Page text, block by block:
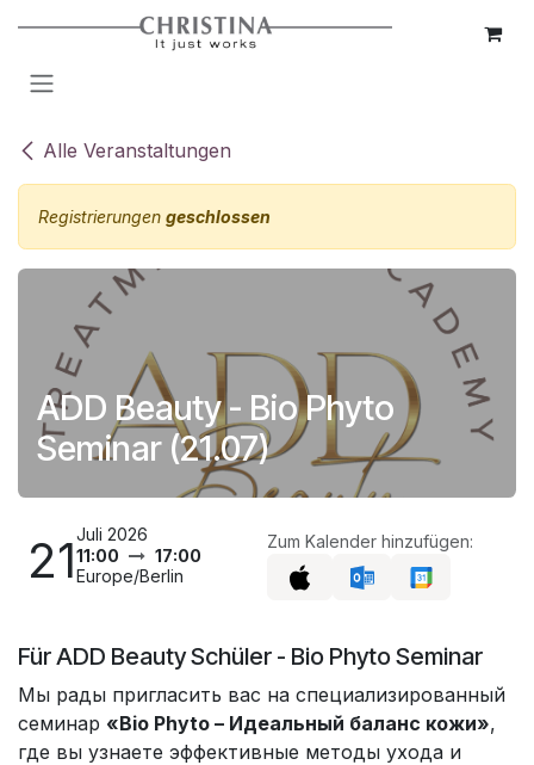
Zum Inhalt springen
Alle Veranstaltungen
Registrierungen geschlossen
ADD Beauty - Bio Phyto
Seminar (21.07)
21Juli 2026
11:00
17:00
Europe/Berlin
Zum Kalender hinzufügen:
Für ADD Beauty Schüler - Bio Phyto Seminar
Мы рады пригласить вас на специализированный
семинар «Bio Phyto – Идеальный баланс кожи»,
где вы узнаете эффективные методы ухода и